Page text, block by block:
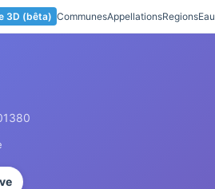
3D (bêta) CommunesAppellationsRegionsEau